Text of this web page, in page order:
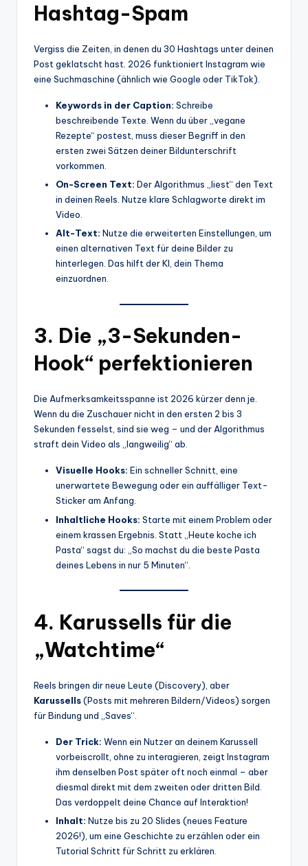
Hashtag-Spam
Vergiss die Zeiten, in denen du 30 Hashtags unter deinen
Post geklatscht hast. 2026 funktioniert Instagram wie
eine Suchmaschine (ähnlich wie Google oder TikTok).
Keywords in der Caption: Schreibe
beschreibende Texte. Wenn du über „vegane
Rezepte“ postest, muss dieser Begriff in den
ersten zwei Sätzen deiner Bildunterschrift
vorkommen.
On-Screen Text: Der Algorithmus „liest“ den Text
in deinen Reels. Nutze klare Schlagworte direkt im
Video.
Alt-Text: Nutze die erweiterten Einstellungen, um
einen alternativen Text für deine Bilder zu
hinterlegen. Das hilft der KI, dein Thema
einzuordnen.
3. Die „3-Sekunden-
Hook“ perfektionieren
Die Aufmerksamkeitsspanne ist 2026 kürzer denn je.
Wenn du die Zuschauer nicht in den ersten 2 bis 3
Sekunden fesselst, sind sie weg – und der Algorithmus
straft dein Video als „langweilig“ ab.
Visuelle Hooks: Ein schneller Schnitt, eine
unerwartete Bewegung oder ein auffälliger Text-
Sticker am Anfang.
Inhaltliche Hooks: Starte mit einem Problem oder
einem krassen Ergebnis. Statt „Heute koche ich
Pasta“ sagst du: „So machst du die beste Pasta
deines Lebens in nur 5 Minuten“.
4. Karussells für die
„Watchtime“
Reels bringen dir neue Leute (Discovery), aber
Karussells(Posts mit mehreren Bildern/Videos) sorgen
für Bindung und „Saves“.
Der Trick: Wenn ein Nutzer an deinem Karussell
vorbeiscrollt, ohne zu interagieren, zeigt Instagram
ihm denselben Post später oft noch einmal – aber
diesmal direkt mit dem zweiten oder dritten Bild.
Das verdoppelt deine Chance auf Interaktion!
Inhalt: Nutze bis zu 20 Slides (neues Feature
2026!), um eine Geschichte zu erzählen oder ein
Tutorial Schritt für Schritt zu erklären.